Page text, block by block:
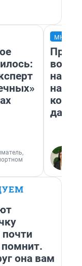
нам
даже
помнит.
она вам